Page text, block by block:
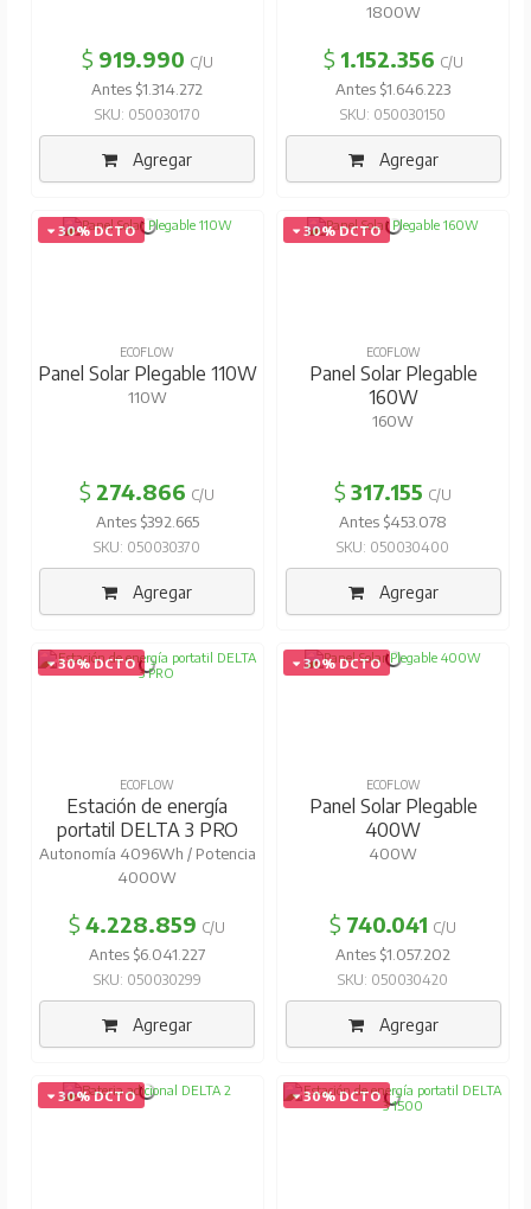
$ 919.990 C/U
Antes $1.314.272
SKU: 050030170
Agregar
1800W
$ 1.152.356 C/U
Antes $1.646.223
SKU: 050030150
Agregar
30% DCTO
ECOFLOW
Panel Solar Plegable 110W
110W
$ 274.866 C/U
Antes $392.665
SKU: 050030370
Agregar
30% DCTO
ECOFLOW
Panel Solar Plegable
160W
160W
$ 317.155 C/U
Antes $453.078
SKU: 050030400
Agregar
30% DCTO
ECOFLOW
Estación de energía
portatil DELTA 3 PRO
Autonomía 4096Wh / Potencia
4000W
$4.228.859 C/U
Antes $6.041.227
SKU: 050030299
Agregar
30% DCTO
ECOFLOW
Panel Solar Plegable
400W
400W
$ 740.041 C/U
Antes $1.057.202
SKU: 050030420
Agregar
30% DCTO 30% DCTO